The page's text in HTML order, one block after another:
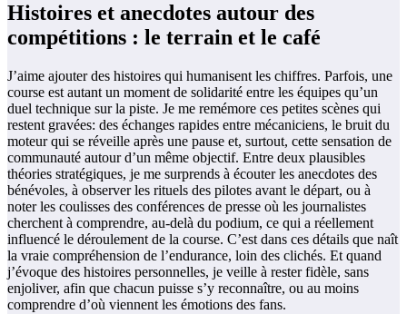
Histoires et anecdotes autour des
compétitions : le terrain et le café
J’aime ajouter des histoires qui humanisent les chiffres. Parfois, une
course est autant un moment de solidarité entre les équipes qu’un
duel technique sur la piste. Je me remémore ces petites scènes qui
restent gravées: des échanges rapides entre mécaniciens, le bruit du
moteur qui se réveille après une pause et, surtout, cette sensation de
communauté autour d’un même objectif. Entre deux plausibles
théories stratégiques, je me surprends à écouter les anecdotes des
bénévoles, à observer les rituels des pilotes avant le départ, ou à
noter les coulisses des conférences de presse où les journalistes
cherchent à comprendre, au-delà du podium, ce qui a réellement
influencé le déroulement de la course. C’est dans ces détails que naît
la vraie compréhension de l’endurance, loin des clichés. Et quand
j’évoque des histoires personnelles, je veille à rester fidèle, sans
enjoliver, afin que chacun puisse s’y reconnaître, ou au moins
comprendre d’où viennent les émotions des fans.